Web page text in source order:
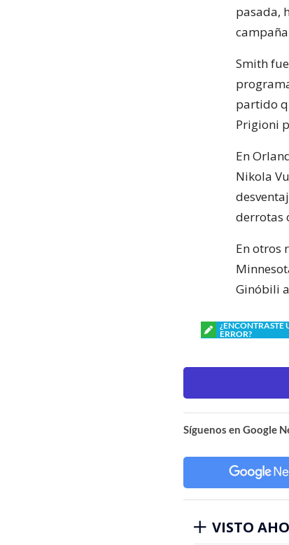
pasada,
Smith
partido
Prigioni
En
Nikola
derrotas
En otros
Ginóbili
¿ENCONTRASTE
ERROR?
Síguenos en Google
VISTO